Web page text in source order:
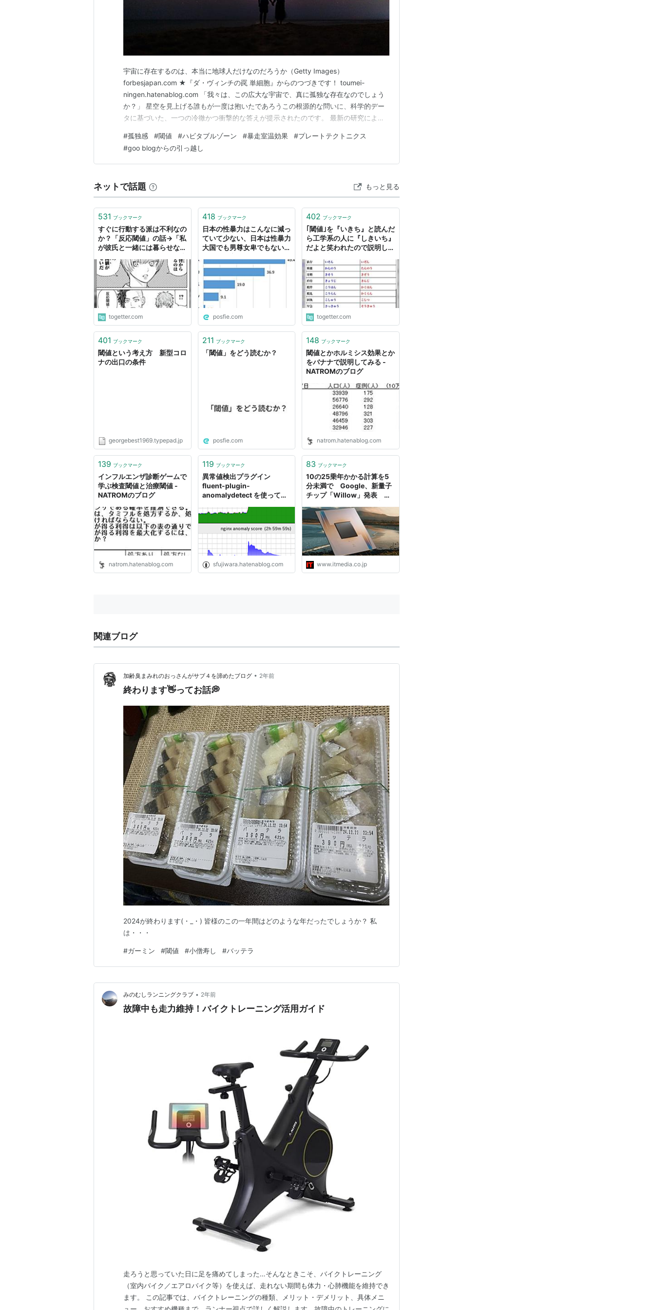
宇宙に存在するのは、本当に地球人だけなのだろうか（Getty Images）
forbesjapan.com ★『ダ・ヴィンチの罠 単細胞』からのつづきです！ toumei-
ningen.hatenablog.com 「我々は、この広大な宇宙で、真に孤独な存在なのでしょう
か？」 星空を見上げる誰もが一度は抱いたであろうこの根源的な問いに、科学的デー
タに基づいた、一つの冷徹かつ衝撃的な答えが提示されたのです。 最新の研究によれ
ても、最も近い技術文明でも33,000光年の彼方、天の川銀河の向こう側という絶望的
な遠距離にい…
#孤独感 #閾値 #ハビタブルゾーン #暴走室温効果 #プレートテクトニクス
#goo blogからの引っ越し
ネットで話題 もっと見る
531 ブックマーク
すぐに行動する派は不利なの
か？「反応閾値」の話→「私
が彼氏と一緒には暮らせない
事」
togetter.com
418 ブックマーク
日本の性暴力はこんなに減っ
ていて少ない、日本は性暴力
大国でも男尊女卑でもない。
たらめでそれが女子大生の閾
値をさげている可能性がある
(3ページ目) - Togetter
posfie.com
402 ブックマーク
｢閾値｣を『いきち』と読んだ
ら工学系の人に『しきいち』
だよと笑われたので説明した
話、分野によって読み方が異
なる単語は多い
togetter.com
401 ブックマーク
閾値という考え方 新型コロ
ナの出口の条件
georgebest1969.typepad.jp
211 ブックマーク
「閾値」をどう読むか？
posfie.com
148 ブックマーク
閾値とかホルミシス効果とか
をバナナで説明してみる -
NATROMのブログ
natrom.hatenablog.com
139 ブックマーク
インフルエンザ診断ゲームで
学ぶ検査閾値と治療閾値 -
NATROMのブログ
natrom.hatenablog.com
119 ブックマーク
異常値検出プラグイン
fluent-plugin-
anomalydetect を使ってみ
い - 酒日記 はてな支店
sfujiwara.hatenablog.com
83 ブックマーク
10の25乗年かかる計算を5
分未満で Google、新量子
チップ「Willow」発表 量
達成
www.itmedia.co.jp
関連ブログ
加齢臭まみれのおっさんがサブ４を諦めたブログ • 2年前
終わります👋ってお話💭
2024が終わります(・_・) 皆様のこの一年間はどのような年だったでしょうか？ 私
は・・・
#ガーミン #閾値 #小僧寿し #バッテラ
みのむしランニングクラブ • 2年前
故障中も走力維持！バイクトレーニング活用ガイド
走ろうと思っていた日に足を痛めてしまった…そんなときこそ、バイクトレーニング
（室内バイク／エアロバイク等）を使えば、走れない期間も体力・心肺機能を維持でき
ます。 この記事では、バイクトレーニングの種類、メリット・デメリット、具体メニ